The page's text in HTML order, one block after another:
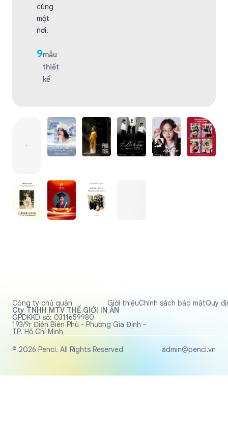
cùng
một
nơi.
9mẫu
thiết
kế
Công ty chủ quản
Cty TNHH MTV THẾ GIỚI IN ẤN
GPDKKD số: 0311659980
193/9r Điện Biên Phủ - Phường Gia Định -
TP. Hồ Chí Minh
Giới thiệuChính sách bảo mậtQuy
© 2026 Penci. All Rights Reserved admin@penci.vn